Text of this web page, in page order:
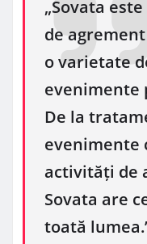
„Sovata
de
o varietate
evenimente
De la
evenimente
activități de
Sovata are
toată